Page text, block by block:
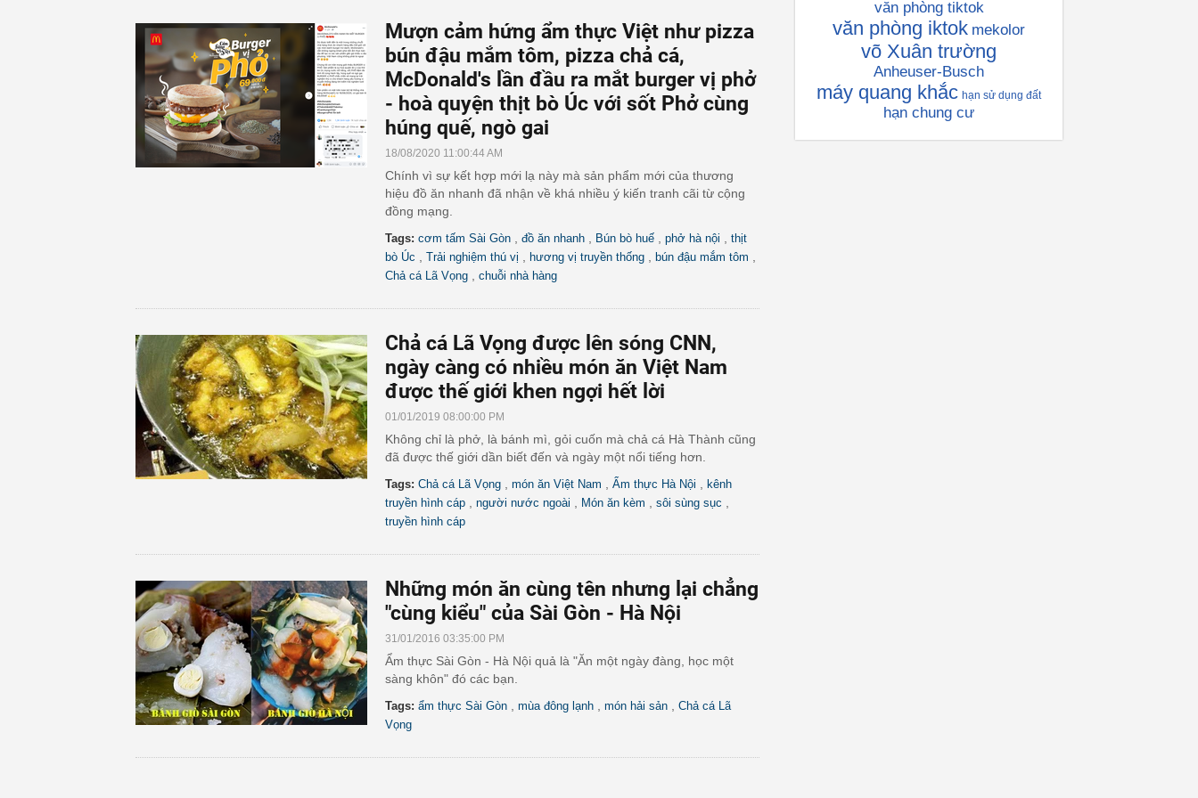
Mượn cảm hứng ẩm thực Việt như pizza
bún đậu mắm tôm, pizza chả cá,
McDonald's lần đầu ra mắt burger vị phở
- hoà quyện thịt bò Úc với sốt Phở cùng
húng quế, ngò gai
18/08/2020 11:00:44 AM
Chính vì sự kết hợp mới lạ này mà sản phẩm mới của thương
hiệu đồ ăn nhanh đã nhận về khá nhiều ý kiến tranh cãi từ cộng
đồng mạng.
Tags: cơm tấm Sài Gòn đồ ăn nhanh Bún bò huế phở hà nội
thịt
bò Úc
Trải nghiệm thú vị hương vị truyền thống bún đậu mắm tôm
Chả cá Lã Vọng chuỗi nhà hàng
Chả cá Lã Vọng được lên sóng CNN,
ngày càng có nhiều món ăn Việt Nam
được thế giới khen ngợi hết lời
01/01/2019 08:00:00 PM
Không chỉ là phở, là bánh mì, gỏi cuốn mà chả cá Hà Thành cũng
đã được thế giới dần biết đến và ngày một nổi tiếng hơn.
Tags: Chả cá Lã Vọng món ăn Việt Nam Ẩm thực Hà Nội
kênh
truyền hình cáp
người nước ngoài Món ăn kèm sôi sùng sục
truyền hình cáp
Những món ăn cùng tên nhưng lại chẳng
"cùng kiểu" của Sài Gòn - Hà Nội
31/01/2016 03:35:00 PM
Ẩm thực Sài Gòn - Hà Nội quả là "Ăn một ngày đàng, học một
sàng khôn" đó các bạn.
Tags: ẩm thực Sài Gòn mùa đông lạnh món hải sản
Chả cá Lã
Vọng
văn phòng tiktok
văn phòng iktok mekolor
võ Xuân trường
Anheuser-Busch
máy quang khắc hạn sử dụng đất
hạn chung cư